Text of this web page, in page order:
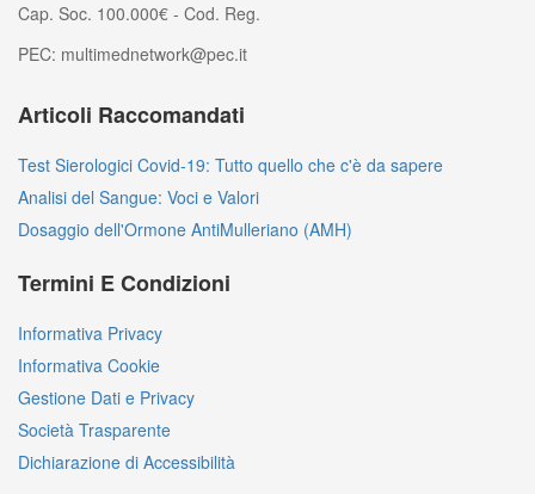
Cap. Soc. 100.000€ - Cod. Reg.
PEC: multimednetwork@pec.it
Articoli Raccomandati
Test Sierologici Covid-19: Tutto quello che c'è da sapere
Analisi del Sangue: Voci e Valori
Dosaggio dell'Ormone AntiMulleriano (AMH)
Termini E Condizioni
Informativa Privacy
Informativa Cookie
Gestione Dati e Privacy
Società Trasparente
Dichiarazione di Accessibilità